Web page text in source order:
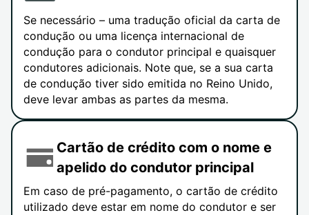
Se necessário – uma tradução oficial da carta de
condução ou uma licença internacional de
condução para o condutor principal e quaisquer
condutores adicionais. Note que, se a sua carta
de condução tiver sido emitida no Reino Unido,
deve levar ambas as partes da mesma.
Cartão de crédito com o nome e
apelido do condutor principal
Em caso de pré-pagamento, o cartão de crédito
utilizado deve estar em nome do condutor e ser